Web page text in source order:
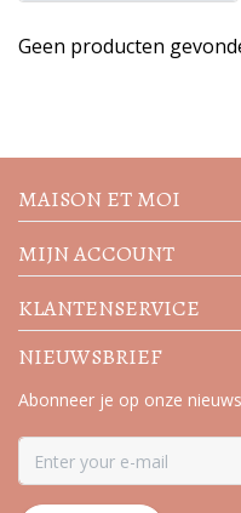
Geen producten
MAISON ET MOI
MIJN ACCOUNT
KLANTENSERVICE
NIEUWSBRIEF
Abonneer je op onze